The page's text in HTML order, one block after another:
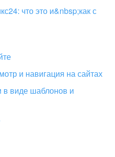
что это и&nbsp;как с
и навигация на сайтах
в виде шаблонов и